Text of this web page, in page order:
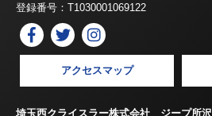
登録番号：T1030001069122
アクセスマップ
埼玉西クライスラー株式会社 ジープ所沢